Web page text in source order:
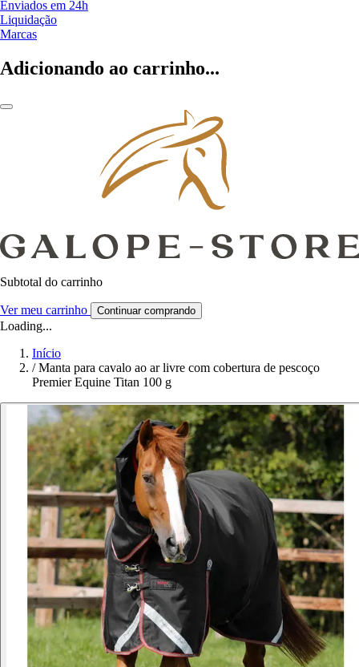
Enviados em 24h
Liquidação
Marcas
Adicionando ao carrinho...
Subtotal do carrinho
Ver meu carrinho Continuar comprando
Loading...
Início
/ Manta para cavalo ao ar livre com cobertura de pescoço
Premier Equine Titan 100 g